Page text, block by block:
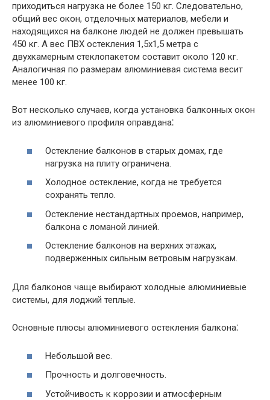
приходиться нагрузка не более 150 кг. Следовательно,
общий вес окон, отделочных материалов, мебели и
находящихся на балконе людей не должен превышать
450 кг. А вес ПВХ остекления 1,5х1,5 метра с
двухкамерным стеклопакетом составит около 120 кг.
Аналогичная по размерам алюминиевая система весит
менее 100 кг.
Вот несколько случаев, когда установка балконных окон
из алюминиевого профиля оправдана⁚
Остекление балконов в старых домах, где
нагрузка на плиту ограничена.
Холодное остекление, когда не требуется
сохранять тепло.
Остекление нестандартных проемов, например,
балкона с ломаной линией.
Остекление балконов на верхних этажах,
подверженных сильным ветровым нагрузкам.
Для балконов чаще выбирают холодные алюминиевые
системы, для лоджий теплые.
Основные плюсы алюминиевого остекления балкона⁚
Небольшой вес.
Прочность и долговечность.
Устойчивость к коррозии и атмосферным